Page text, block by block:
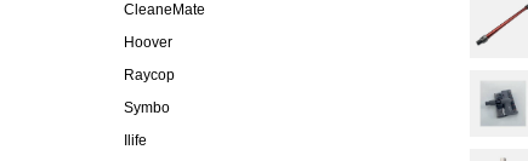
CleaneMate
Hoover
Raycop
Symbo
Ilife